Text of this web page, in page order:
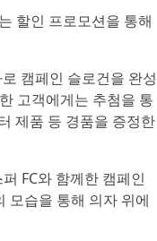
할인 프로모션을 통해
캠페인 슬로건을 완성
고객에게는 추첨을 통
제품 등 경품을 증정한
FC와 함께한 캠페인
모습을 통해 의자 위에